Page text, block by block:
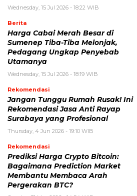
Wednesday, 15 Jul 2026 - 18:22 WIB
Berita
Harga Cabai Merah Besar di
Sumenep Tiba-Tiba Melonjak,
Pedagang Ungkap Penyebab
Utamanya
Wednesday, 15 Jul 2026 - 18:19 WIB
Rekomendasi
Jangan Tunggu Rumah Rusak! Ini
Rekomendasi Jasa Anti Rayap
Surabaya yang Profesional
Thursday, 4 Jun 2026 - 19:10 WIB
Rekomendasi
Prediksi Harga Crypto Bitcoin:
Bagaimana Prediction Market
Membantu Membaca Arah
Pergerakan BTC?